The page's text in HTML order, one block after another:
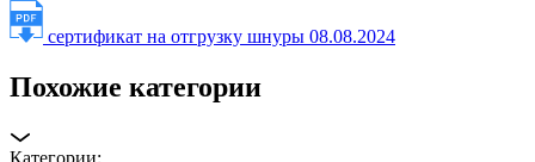
сертификат на отгрузку шнуры 08.08.2024
Похожие категории